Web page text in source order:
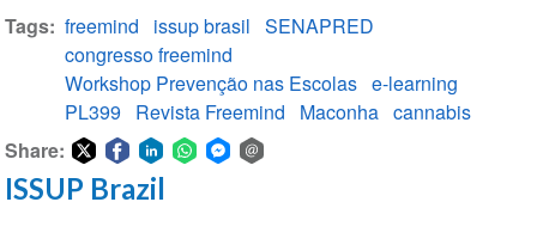
Tags freemind issup brasil SENAPRED
congresso freemind
Workshop Prevenção nas Escolas e-learning
PL399
Revista Freemind Maconha cannabis
Share:
ShareShareShare
ISSUP Brazil